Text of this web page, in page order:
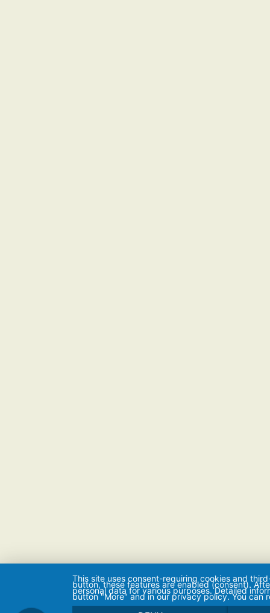
This site uses consent-requiring cookies and
button, these features are enabled (consent).
personal data for various purposes. Detailed
button "More" and in our privacy policy. You can